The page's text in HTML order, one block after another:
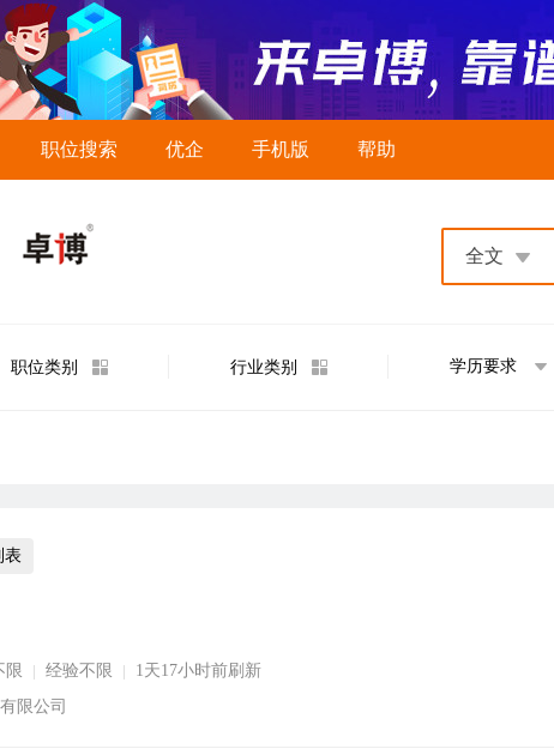
职位搜索 优企 手机版 帮助
全文
职位类别 行业类别 学历要求
表
限 经验不限
1天17小时前刷新
限公司